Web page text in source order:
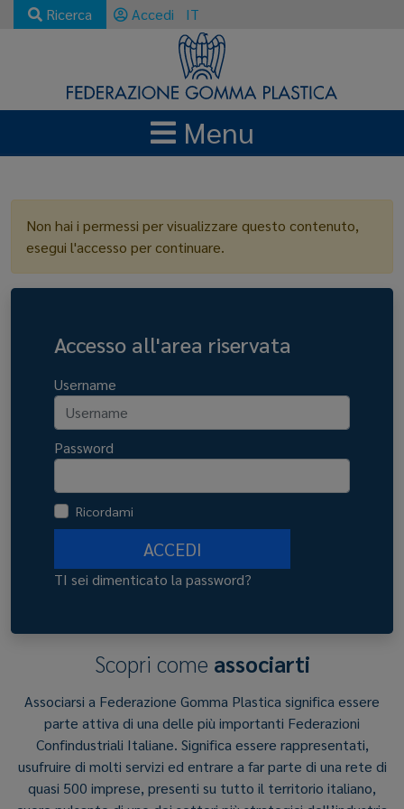
Ricerca Accedi IT
Menu
Non hai i permessi per visualizzare questo contenuto,
esegui l'accesso per continuare.
Accesso all'area riservata
Username
Password
Ricordami
ACCEDI
TI sei dimenticato la password?
Scopri come associarti
Associarsi a Federazione Gomma Plastica significa essere
parte attiva di una delle più importanti Federazioni
Confindustriali Italiane. Significa essere rappresentati,
usufruire di molti servizi ed entrare a far parte di una rete di
quasi 500 imprese, presenti su tutto il territorio italiano,